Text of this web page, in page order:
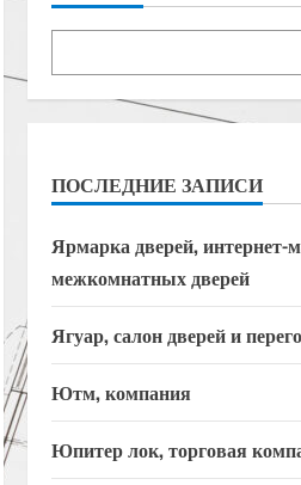
ПОСЛЕДНИЕ ЗАПИСИ
Ярмарка дверей, интернет-
межкомнатных дверей
Ягуар, салон дверей и
Ютм, компания
Юпитер лок, торговая